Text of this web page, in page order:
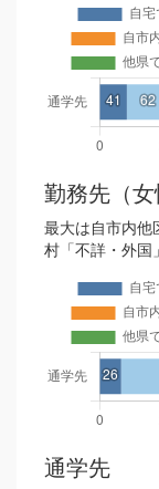
勤務先（女
最大は自市内他
村「不詳・外国
通学先